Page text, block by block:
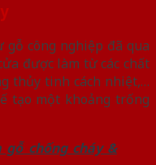
công nghiệp đã qua
được làm từ các chất
thủy tinh cách nhiệt,…
tạo một khoảng trống
gỗ chống cháy &